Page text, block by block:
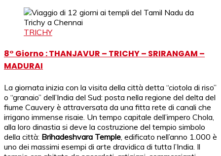
TRICHY
8° Giorno : THANJAVUR – TRICHY – SRIRANGAM –
MADURAI
La giornata inizia con la visita della città detta “ciotola di riso”
o “granaio” dell’India del Sud: posta nella regione del delta del
fiume Cauvery è attraversata da una fitta rete di canali che
irrigano immense risaie. Un tempo capitale dell’impero Chola,
alla loro dinastia si deve la costruzione del tempio simbolo
della città: Brihadeshvara Temple, edificato nell’anno 1.000 è
uno dei massimi esempi di arte dravidica di tutta l’India. Il